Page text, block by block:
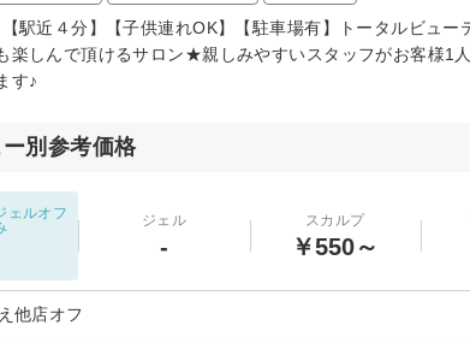
【駅近４分】【子供連れOK】【駐車場有】トータルビュ
楽しんで頂けるサロン★親しみやすいスタッフがお客様1
す♪
ー別参考価格
ェルオフ
ジェル
-
スカルプ
￥550～
他店オフ